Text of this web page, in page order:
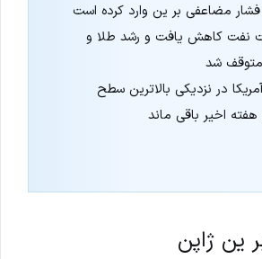
فشار مضاعفی بر ین وارد کرده است
نفت کاهش یافت و رشد طلا و
متوقف شد
در نزدیکی بالاترین سطح
اخیر باقی ماند
ین ژاپن